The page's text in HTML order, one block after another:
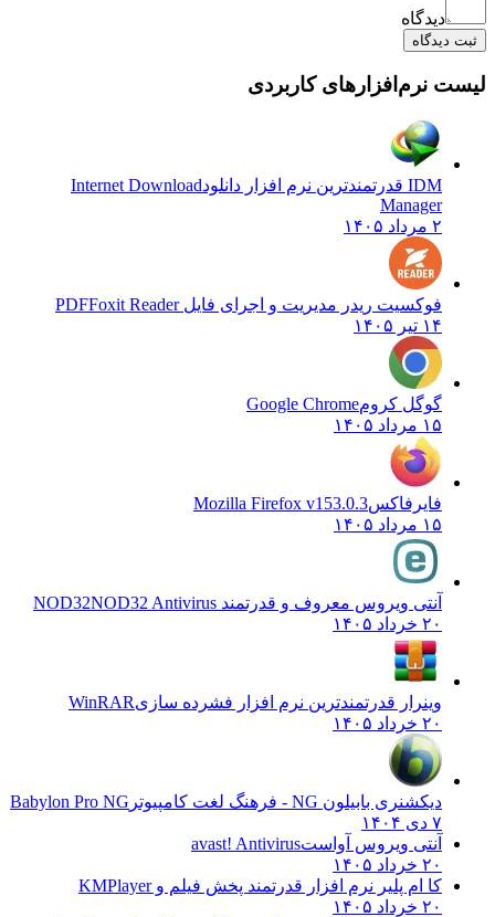
دیدگاه
ثبت دیدگاه
لیست نرم‌افزارهای کاربردی
IDM قدرتمندترین نرم افزار دانلود
Internet Download
Manager
۲ مرداد ۱۴۰۵
فوکسیت ریدر مدیریت و اجرای فایل PDFFoxit Reader
۱۴ تیر ۱۴۰۵
گوگل کرومGoogle Chrome
۱۵ مرداد ۱۴۰۵
فایرفاکسMozilla Firefox v153.0.3
۱۵ مرداد ۱۴۰۵
آنتی ویروس معروف و قدرتمند NOD32 NOD32 Antivirus
۲۰ خرداد ۱۴۰۵
وینرار قدرتمندترین نرم افزار فشرده سازیWinRAR
۲۰ خرداد ۱۴۰۵
دیکشنری بابیلون NG - فرهنگ لغت کامپیوتر
Babylon Pro NG
۷ دی ۱۴۰۴
آنتی ویروس آواستavast! Antivirus
۲۰ خرداد ۱۴۰۵
کا ام پلیر نرم افزار قدرتمند پخش فیلم وKMPlayer
۲۰ خرداد ۱۴۰۵